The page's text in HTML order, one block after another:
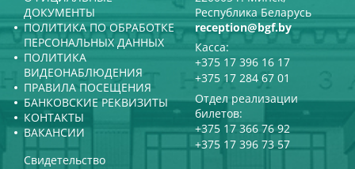
ДОКУМЕНТЫ
ПОЛИТИКА ПО ОБРАБОТКЕ
ПЕРСОНАЛЬНЫХ ДАННЫХ
ПОЛИТИКА
ВИДЕОНАБЛЮДЕНИЯ
ПРАВИЛА ПОСЕЩЕНИЯ
БАНКОВСКИЕ РЕКВИЗИТЫ
КОНТАКТЫ
ВАКАНСИИ
Республика Беларусь
reception@bgf.by
Касса:
+375 17 396 16 17
+375 17 284 67 01
Отдел реализации
билетов:
+375 17 366 76 92
+375 17 396 73 57
Свидетельство